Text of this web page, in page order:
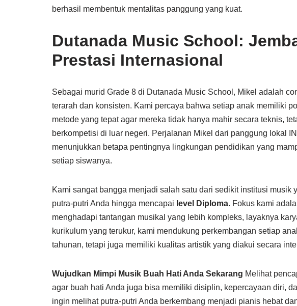
berhasil membentuk mentalitas panggung yang kuat.
Dutanada Music School:
Prestasi Internasional
Sebagai murid Grade 8 di Dutanada Music School, Mikel adalah
terarah dan konsisten. Kami percaya bahwa setiap anak memiliki
metode yang tepat agar mereka tidak hanya mahir secara teknis,
berkompetisi di luar negeri. Perjalanan Mikel dari panggung lokal
menunjukkan betapa pentingnya lingkungan pendidikan yang
setiap siswanya.
Kami sangat bangga menjadi salah satu dari sedikit institusi musik
putra-putri Anda hingga mencapai level Diploma. Fokus kami
menghadapi tantangan musikal yang lebih kompleks, layaknya
kurikulum yang terukur, kami mendukung perkembangan setiap
tahunan, tetapi juga memiliki kualitas artistik yang diakui secara
Wujudkan Mimpi Musik Buah Hati Anda Sekarang Melihat
agar buah hati Anda juga bisa memiliki disiplin, kepercayaan diri,
ingin melihat putra-putri Anda berkembang menjadi pianis hebat